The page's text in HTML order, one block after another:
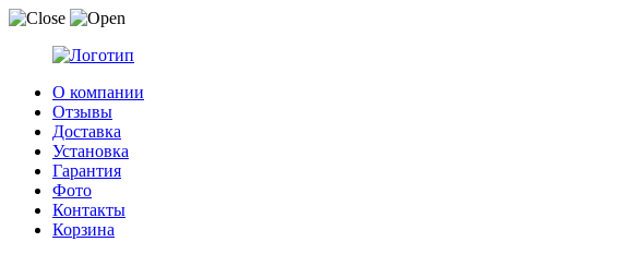
О компании
Отзывы
Доставка
Установка
Гарантия
Фото
Контакты
Корзина